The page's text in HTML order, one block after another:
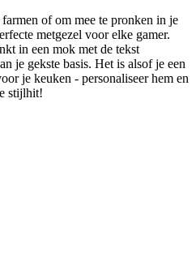
of om mee te pronken in je
metgezel voor elke gamer.
in een mok met de tekst
je gekste basis. Het is alsof je een
je keuken - personaliseer hem en
stijlhit!